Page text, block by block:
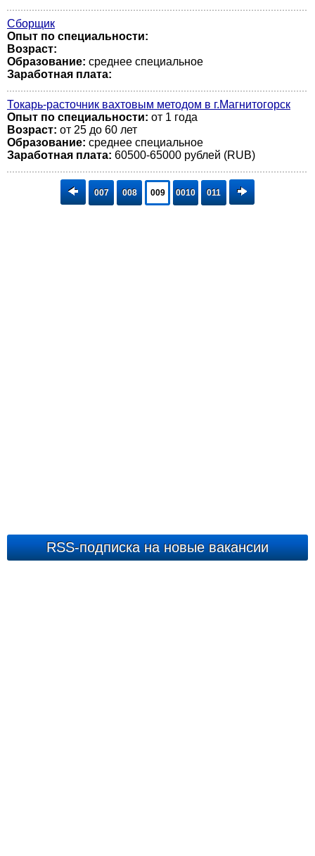
Сборщик
Опыт по специальности:
Возраст:
Образование: среднее специальное
Заработная плата:
Токарь-расточник вахтовым методом в г.Магнитогорск
Опыт по специальности: от 1 года
Возраст: от 25 до 60 лет
Образование: среднее специальное
Заработная плата: 60500-65000 рублей (RUB)
007 008 009 0010 011
RSS-подписка на новые вакансии